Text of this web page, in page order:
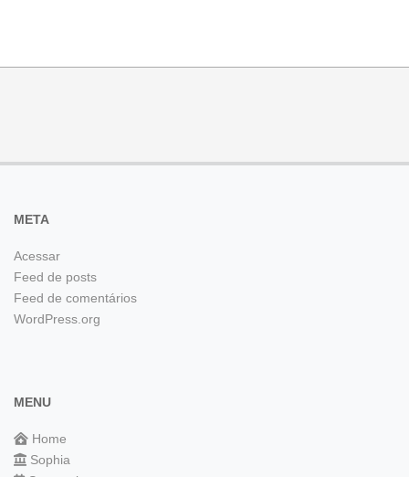
META
Acessar
Feed de posts
Feed de comentários
WordPress.org
MENU
Home
Sophia